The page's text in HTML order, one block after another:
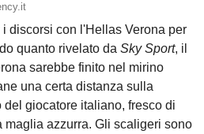
i discorsi con l'Hellas Verona per
quanto rivelato da Sky Sport, il
sarebbe finito nel mirino
una certa distanza sulla
giocatore italiano, fresco di
maglia azzurra. Gli scaligeri sono